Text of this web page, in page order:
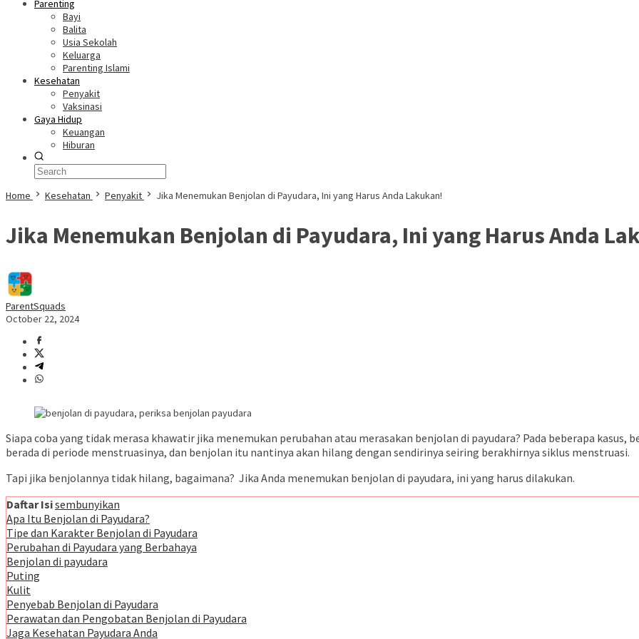
Parenting
Bayi
Balita
Usia Sekolah
Keluarga
Parenting Islami
Kesehatan
Penyakit
Vaksinasi
Gaya Hidup
Keuangan
Hiburan
Home Kesehatan Penyakit Jika Menemukan Benjolan di Payudara, Ini yang Harus Anda Lakukan!
Jika Menemukan Benjolan di Payudara, Ini yang Harus Anda
ParentSquads
October 22, 2024
Siapa coba yang tidak merasa khawatir jika menemukan perubahan atau merasakan benjolan di payudara? Pada beberapa kasus,
berada di periode menstruasinya, dan benjolan itu nantinya akan hilang dengan sendirinya seiring berakhirnya siklus menstruasi.
Tapi jika benjolannya tidak hilang, bagaimana? Jika Anda menemukan benjolan di payudara, ini yang harus dilakukan.
Daftar Isisembunyikan
Apa Itu Benjolan di Payudara?
Tipe dan Karakter Benjolan di Payudara
Perubahan di Payudara yang Berbahaya
Benjolan di payudara
Puting
Kulit
Penyebab Benjolan di Payudara
Perawatan dan Pengobatan Benjolan di Payudara
Jaga Kesehatan Payudara Anda